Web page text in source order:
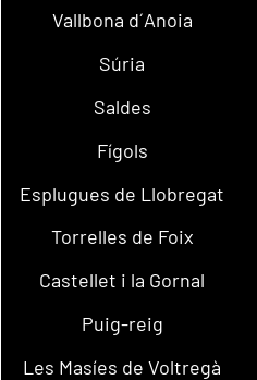
Vallbona d´Anoia
Súria
Saldes
Fígols
Esplugues de Llobregat
Torrelles de Foix
Castellet i la Gornal
Puig-reig
Les Masíes de Voltregà